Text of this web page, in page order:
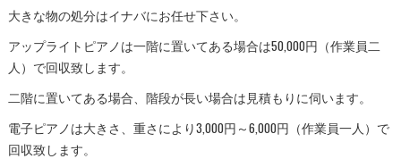
大きな物の処分はイナバにお任せ下さい。
アップライトピアノは一階に置いてある場合は50,000円（作業員二
人）で回収致します。
二階に置いてある場合、階段が長い場合は見積もりに伺います。
電子ピアノは大きさ、重さにより3,000円～6,000円（作業員一人）で
回収致します。